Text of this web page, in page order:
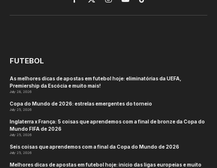
Facebook
X
(Twitter)
InstagramYouTubeTikTok
FUTEBOL
As melhores dicas de apostas em futebol hoje: eliminatórias da UEFA,
Premiership da Escócia e muito mais!
July 28, 2026
Copa do Mundo de 2026: estrelas emergentes do torneio
July 25, 2026
Inglaterra x França: 5 coisas que aprendemos com a final de bronze da Copa do
Mundo FIFA de 2026
July 25, 2026
Seis coisas que aprendemos com a final da Copa do Mundo de 2026
July 25, 2026
Melhores dicas de apostas em futebol hoje: início das ligas europeias e muito